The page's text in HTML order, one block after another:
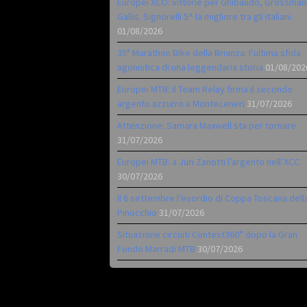
Gallis. Signorelli 5^ la migliore tra gli italiani
01/08/2026
35ª Marathon Bike della Brianza: l’ultima sfida
agonistica di una leggendaria storia 01/08/
Europei MTB: il Team Relay firma il secondo
argento azzurro a Monteceneri 31/07/2026
Attenzione: Samara Maxwell sta per tornare
31/07/2026
Europei MTB: a Juri Zanotti l’argento nell’XCC
30/07/2026
Il 6 settembre l’esordio di Coppa Toscana
Pinocchio 31/07/2026
Situazione circuiti Contest360° dopo la Gran
Fondo Marradi MTB 30/07/2026